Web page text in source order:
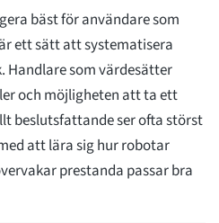
bäst för användare som
ett sätt att systematisera
Handlare som värdesätter
och möjligheten att ta ett
beslutsfattande ser ofta störst
att lära sig hur robotar
prestanda passar bra